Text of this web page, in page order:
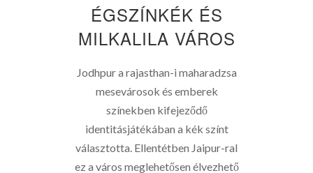
ÉGSZÍNKÉK ÉS
MILKALILA VÁROS
Jodhpur a rajasthan-i maharadzsa
mesevárosok és emberek
színekben kifejeződő
identitásjátékában a kék színt
választotta. Ellentétben Jaipur-ral
ez a város meglehetősen élvezhető